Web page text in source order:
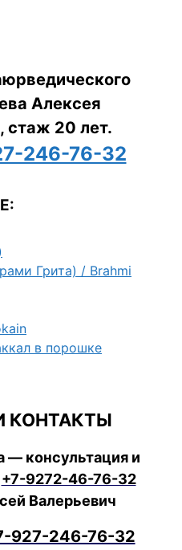
Алексея
стаж 20 лет.
246-76-32
Грита) / Brahmi
в порошке
КОНТАКТЫ
— консультация и
+7-9272-46-76-32
Валерьевич
927-246-76-32